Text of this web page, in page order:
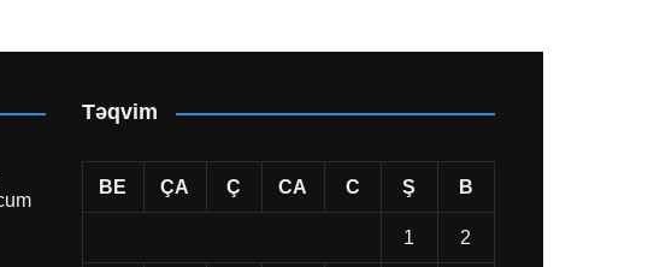
Təqvim
BE ÇA Ç CA C Ş B
1 2